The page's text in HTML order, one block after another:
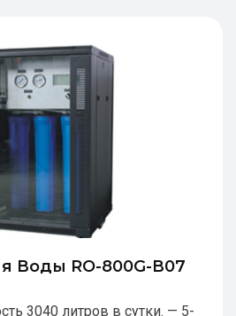
Воды RO-800G-В07
3040 литров в сутки. — 5-